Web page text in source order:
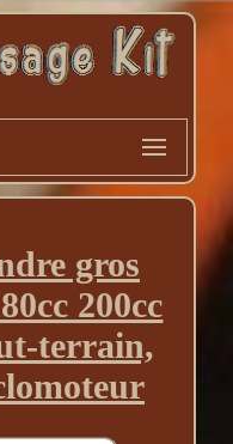
gros
200cc
terrain,